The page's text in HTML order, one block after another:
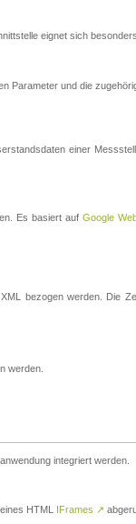
eignet sich
Parameter und die
einer
Es basiert auf Google
bezogen werden. Die
werden.
integriert werden.
HTML IFrames ↗